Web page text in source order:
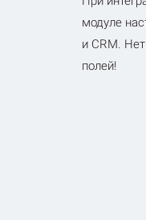
модуле
и CRM.
полей!